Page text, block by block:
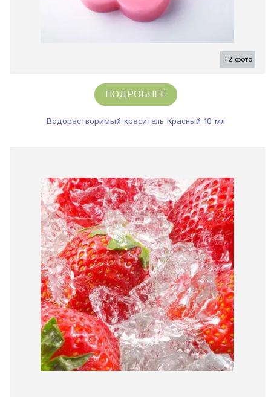
+2 фото
ПОДРОБНЕЕ
Водорастворимый краситель Красный 10 мл